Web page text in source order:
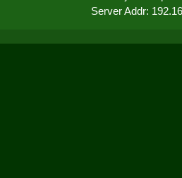
Server Addr: